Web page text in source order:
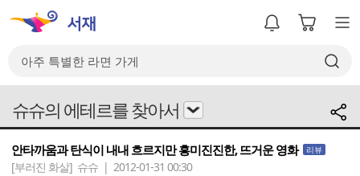
슈슈의 에테르를 찾아서
안타까움과 탄식이 내내 흐르지만 흥미진진한, 뜨거운 영화 리뷰
[부러진 화살] 슈슈 | 2012-01-31 00:30